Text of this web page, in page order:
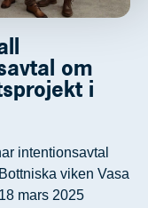
om
i
intentionsavtal
viken Vasa
mars 2025